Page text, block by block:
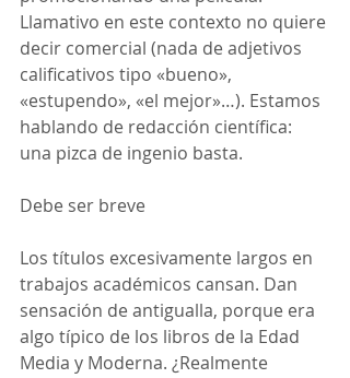
Llamativo en este contexto no quiere
decir comercial (nada de adjetivos
calificativos tipo «bueno»,
«estupendo», «el mejor»…). Estamos
hablando de redacción científica:
una pizca de ingenio basta.
Debe ser breve
Los títulos excesivamente largos en
trabajos académicos cansan. Dan
sensación de antigualla, porque era
algo típico de los libros de la Edad
Media y Moderna. ¿Realmente